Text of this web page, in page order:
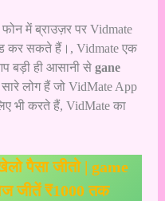
में ब्राउज़र पर Vidmate
कर सकते हैं।, Vidmate एक
बड़ी ही आसानी से gane
लोग हैं जो VidMate App
भी करते हैं, VidMate का
पैसा जीतो | game
जीतें ₹1000 तक